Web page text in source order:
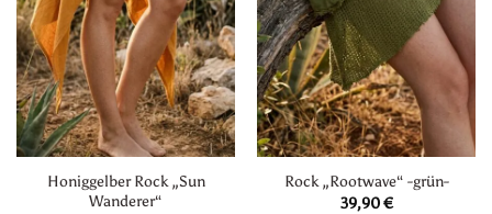
Honiggelber Rock „Sun
Wanderer“
Rock „Rootwave“ -grün-
39,90€